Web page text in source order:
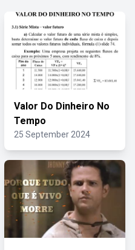
Valor Do Dinheiro No
Tempo
25 September 2024